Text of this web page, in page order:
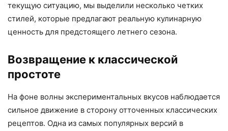
текущую ситуацию, мы выделили несколько четких
стилей, которые предлагают реальную кулинарную
ценность для предстоящего летнего сезона.
Возвращение к классической
простоте
На фоне волны экспериментальных вкусов наблюдается
сильное движение в сторону отточенных классических
рецептов. Одна из самых популярных версий в